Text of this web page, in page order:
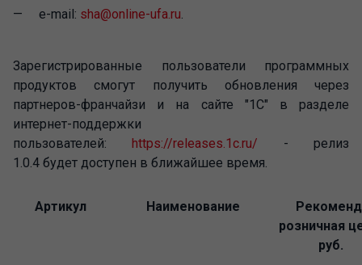
e-mail: sha@online-ufa.ru.
Зарегистрированные пользователи программных
продуктов смогут получить обновления через
партнеров-франчайзи и на сайте "1С" в разделе
интернет-поддержки
пользователей:https://releases.1c.ru/ - релиз
1.0.4 будет доступен в ближайшее время.
Артикул Наименование
розничная
руб.